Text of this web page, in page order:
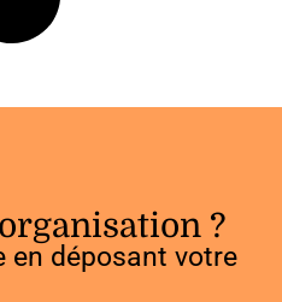
?
en déposant votre